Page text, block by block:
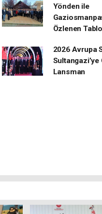
Yönden ile
Özlenen Tablo
2026 Avrupa
Lansman